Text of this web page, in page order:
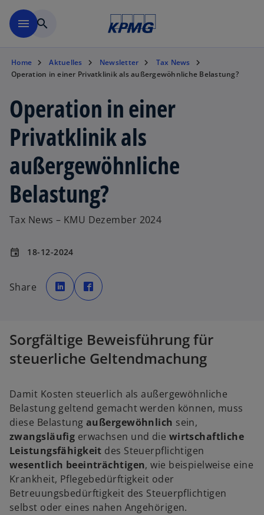
menu search
Home Aktuelles Newsletter
Tax News
Operation in einer Privatklinik als außergewöhnliche Belastung?
Operation in einer
Privatklinik als
außergewöhnliche
Belastung?
Tax News – KMU Dezember 2024
event 18-12-2024
Share
w
i
r
d
e
r
e
u
e
i
t
e
r
k
a
t
g
e
ö
f
i
r
e
r
e
u
R
e
i
s
t
e
r
a
r
t
e
g
ö
f
f
Sorgfältige Beweisführung für
steuerliche Geltendmachung
Damit Kosten steuerlich als außergewöhnliche
Belastung geltend gemacht werden können, muss
diese Belastungaußergewöhnlich sein,
zwangsläufig erwachsen und die wirtschaftliche
Leistungsfähigkeit des Steuerpflichtigen
wesentlich beeinträchtigen, wie beispielweise eine
Krankheit, Pflegebedürftigkeit oder
Betreuungsbedürftigkeit des Steuerpflichtigen
selbst oder eines nahen Angehörigen.